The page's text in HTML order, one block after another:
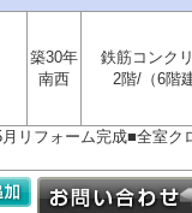
築30年
南西
鉄筋コンク
2階/（6階建
リフォーム完成■全室ク